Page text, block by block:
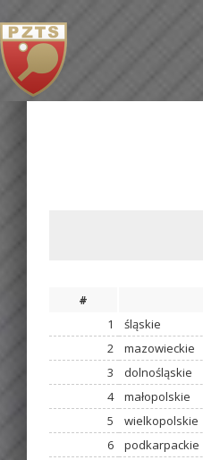
#
1
śląskie
2
mazowieckie
3
dolnośląskie
4
małopolskie
5
wielkopolskie
6
podkarpackie